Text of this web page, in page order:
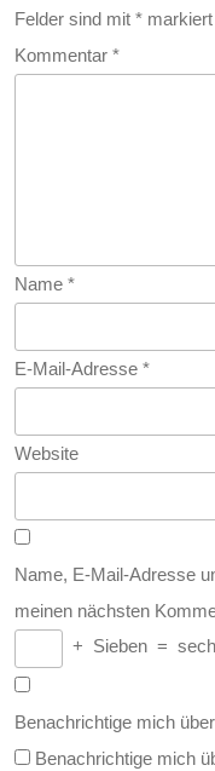
Felder sind mit * markiert
Kommentar *
Name *
E-Mail-Adresse *
Website
Name, E-Mail-Adresse
meinen nächsten
+ Sieben =
Benachrichtige mich
Benachrichtige mich